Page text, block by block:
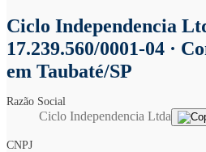
Ciclo Independencia
17.239.560/0001-04 ·
em Taubaté/SP
Razão Social
Ciclo Independencia Ltda
CNPJ